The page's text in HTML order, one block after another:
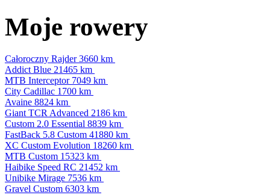
Moje rowery
Całoroczny Rajder3660 km
Addict Blue 21465 km
MTB Interceptor 7049 km
City Cadillac 1700 km
Avaine 8824 km
Giant TCR Advanced 2186 km
Custom 2.0 Essential 8839 km
FastBack 5.8 Custom 41880 km
XC Custom Evolution 18260 km
MTB Custom 15323 km
Haibike Speed RC 21452 km
Unibike Mirage 7536 km
Gravel Custom 6303 km